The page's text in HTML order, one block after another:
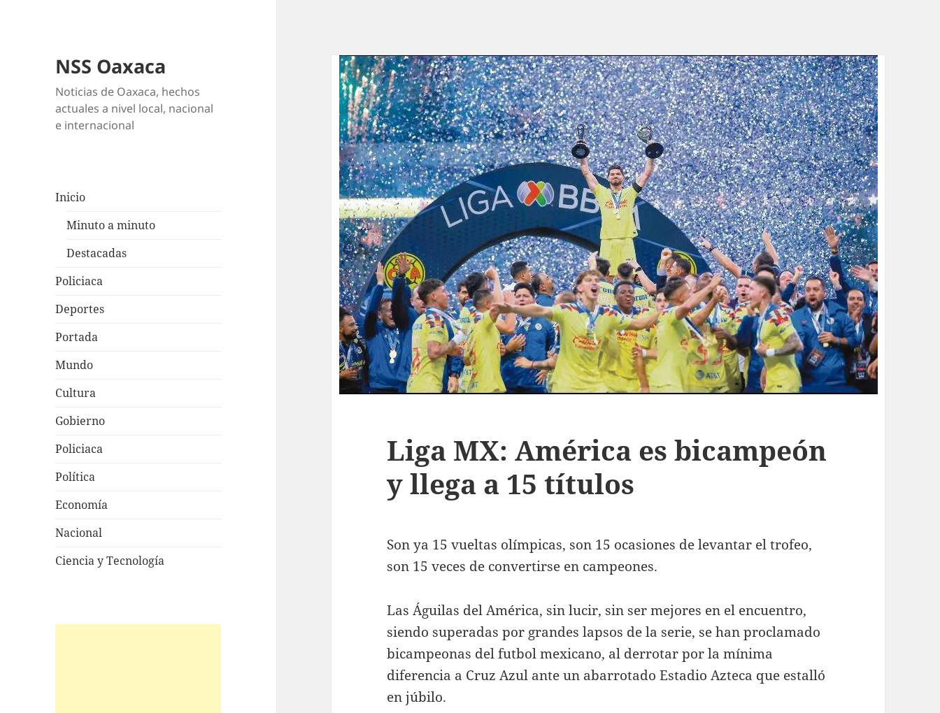
NSS Oaxaca
Noticias de Oaxaca, hechos
actuales a nivel local, nacional
e internacional
Inicio
Minuto a minuto
Destacadas
Policiaca
Deportes
Portada
Mundo
Cultura
Gobierno
Policiaca
Política
Economía
Nacional
Ciencia y Tecnología
Liga MX: América es bicampeón
y llega a 15 títulos
Son ya 15 vueltas olímpicas, son 15 ocasiones de levantar el trofeo,
son 15 veces de convertirse en campeones.
Las Águilas del América, sin lucir, sin ser mejores en el encuentro,
siendo superadas por grandes lapsos de la serie, se han proclamado
bicampeonas del futbol mexicano, al derrotar por la mínima
diferencia a Cruz Azul ante un abarrotado Estadio Azteca que estalló
en júbilo.